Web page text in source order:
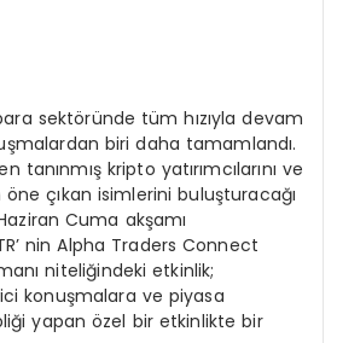
sektöründe tüm hızıyla devam
biri daha tamamlandı.
tanınmış kripto yatırımcılarını ve
çıkan isimlerini buluşturacağı
Cuma akşamı
nin Alpha Traders Connect
niteliğindeki etkinlik;
konuşmalara ve piyasa
yapan özel bir etkinlikte bir